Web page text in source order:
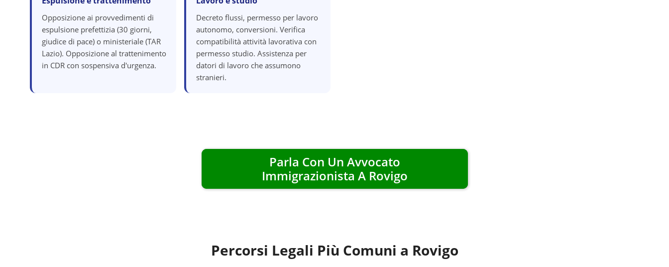
Opposizione ai provvedimenti di
espulsione prefettizia (30 giorni,
giudice di pace) o ministeriale (TAR
Lazio). Opposizione al trattenimento
in CDR con sospensiva d'urgenza.
Decreto flussi, permesso per lavoro
autonomo, conversioni. Verifica
compatibilità attività lavorativa con
permesso studio. Assistenza per
datori di lavoro che assumono
stranieri.
Parla Con Un Avvocato
Immigrazionista A Rovigo
Percorsi Legali Più Comuni a Rovigo